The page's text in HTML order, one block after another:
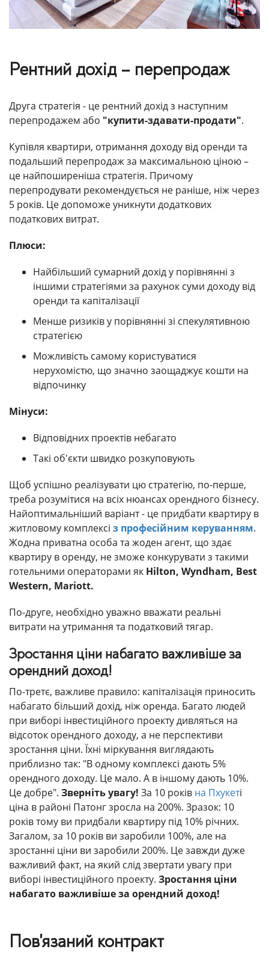
Рентний дохід – перепродаж
Друга стратегія - це рентний дохід з наступним
перепродажем або "купити-здавати-продати".
Купівля квартири, отримання доходу від оренди та
подальший перепродаж за максимальною ціною –
це найпоширеніша стратегія. Причому
перепродувати рекомендується не раніше, ніж через
5 років. Це допоможе уникнути додаткових
податкових витрат.
Плюси:
Найбільший сумарний дохід у порівнянні з
іншими стратегіями за рахунок суми доходу від
оренди та капіталізації
Менше ризиків у порівнянні зі спекулятивною
стратегією
Можливість самому користуватися
нерухомістю, що значно заощаджує кошти на
відпочинку
Мінуси:
Відповідних проектів небагато
Такі об'єкти швидко розкуповують
Щоб успішно реалізувати цю стратегію, по-перше,
треба розумітися на всіх нюансах орендного бізнесу.
Найоптимальніший варіант - це придбати квартиру в
житловому комплексі з професійним керуванням.
Жодна приватна особа та жоден агент, що здає
квартиру в оренду, не зможе конкурувати з такими
готельними операторами як Hilton, Wyndham, Best
Western, Mariott.
По-друге, необхідно уважно вважати реальні
витрати на утримання та податковий тягар.
Зростання ціни набагато важливіше за
орендний доход!
По-третє, важливе правило: капіталізація приносить
набагато більший дохід, ніж оренда. Багато людей
при виборі інвестиційного проекту дивляться на
відсоток орендного доходу, а не перспективи
зростання ціни. Їхні міркування виглядають
приблизно так: "В одному комплексі дають 5%
орендного доходу. Це мало. А в іншому дають 10%.
Це добре". Зверніть увагу! За 10 років на Пхукеті
ціна в районі Патонг зросла на 200%. Зразок: 10
років тому ви придбали квартиру під 10% річних.
Загалом, за 10 років ви заробили 100%, але на
зростанні ціни ви заробили 200%. Це завжди дуже
важливий факт, на який слід звертати увагу при
виборі інвестиційного проекту. Зростання ціни
набагато важливіше за орендний доход!
Пов'язаний контракт